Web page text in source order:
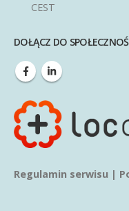
CEST
DOŁĄCZ DO
Regulamin serwisu |